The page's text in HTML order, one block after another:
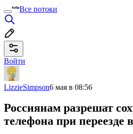
Все потоки
Войти
LizzieSimpson6 мая в 08:56
Россиянам разрешат
телефона при переезде